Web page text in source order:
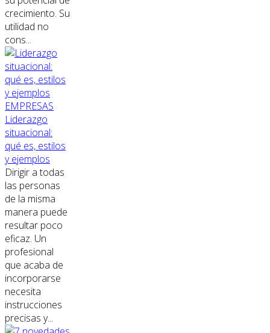
crecimiento. Su
utilidad no
cons...
EMPRESAS
Liderazgo
situacional:
qué es, estilos
y ejemplos
Dirigir a todas
las personas
de la misma
manera puede
resultar poco
eficaz. Un
profesional
que acaba de
incorporarse
necesita
instrucciones
precisas y...